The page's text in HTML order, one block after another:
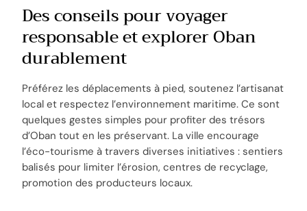
Des conseils pour voyager
responsable et explorer Oban
durablement
Préférez les déplacements à pied, soutenez l’artisanat
local et respectez l’environnement maritime. Ce sont
quelques gestes simples pour profiter des trésors
d’Oban tout en les préservant. La ville encourage
l’éco-tourisme à travers diverses initiatives : sentiers
balisés pour limiter l’érosion, centres de recyclage,
promotion des producteurs locaux.